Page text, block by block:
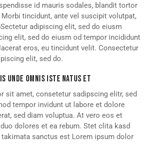
id mauris sodales, blandit tortor
tincidunt, ante vel suscipit volutpat,
adipiscing elit, sed do eiusm
elit, sed do eiusm od tempor incididunt
eros, eu tincidunt velit. Consectetur
elit, sed do.
UNDE OMNIS ISTE NATUS ET
sit amet, consetetur sadipscing elitr, sed
tempor invidunt ut labore et dolore
sed diam voluptua. At vero eos et
dolores et ea rebum. Stet clita kasd
takimata sanctus est Lorem ipsum dolor